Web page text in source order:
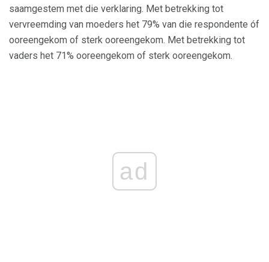
saamgestem met die verklaring. Met betrekking tot
vervreemding van moeders het 79% van die respondente óf
ooreengekom of sterk ooreengekom. Met betrekking tot
vaders het 71% ooreengekom of sterk ooreengekom.
ad